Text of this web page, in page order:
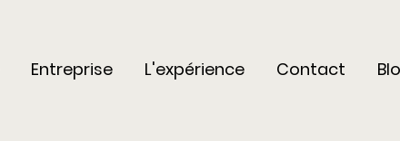
Entreprise L'expérience Contact